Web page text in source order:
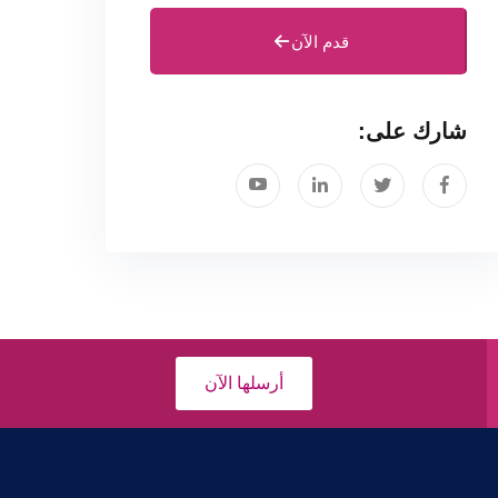
قدم الآن
شارك على:
أرسلها الآن